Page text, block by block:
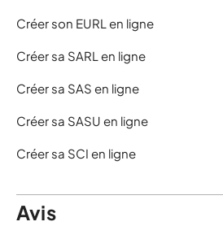
Créer son EURL en ligne
Créer sa SARL en ligne
Créer sa SAS en ligne
Créer sa SASU en ligne
Créer sa SCI en ligne
Avis